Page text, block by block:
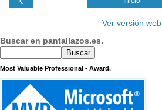
Ver versión web
Buscar en pantallazos.es.
Most Valuable Professional - Award.